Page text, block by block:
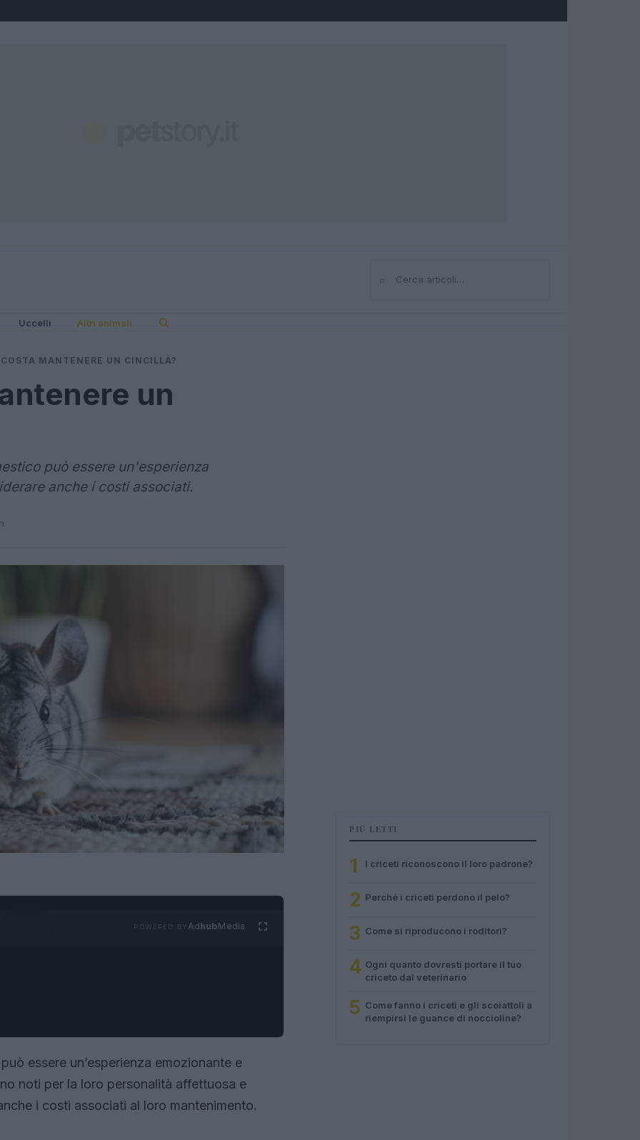
Cerca
Uccelli Altri animali
MANTENERE UN CINCILLÀ?
un
può essere un'esperienza
anche i costi associati.
AdhubMedia
essere un’esperienza emozionante e
noti per la loro personalità affettuosa e
i costi associati al loro mantenimento.
PIÙ LETTI
1 I criceti riconoscono il loro padrone?
2 Perché i criceti perdono il pelo?
3 Come si riproducono i roditori?
4 Ogni quanto dovresti portare il tuo
criceto dal veterinario
5 Come fanno i criceti e gli scoiattoli a
riempirsi le guance di noccioline?